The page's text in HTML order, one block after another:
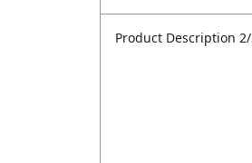
Product Description